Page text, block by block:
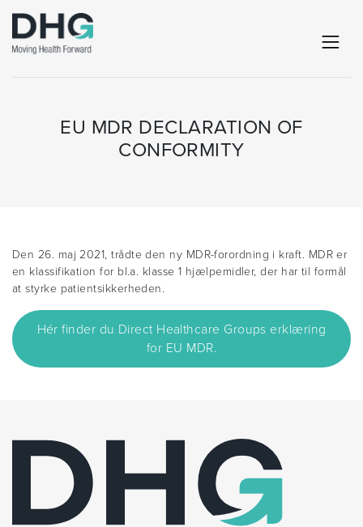
EU MDR DECLARATION OF
CONFORMITY
Den 26. maj 2021, trådte den ny MDR-forordning i kraft. MDR er
en klassifikation for bl.a. klasse 1 hjælpemidler, der har til formål
at styrke patientsikkerheden.
Hér finder du Direct Healthcare Groups erklæring
for EU MDR.